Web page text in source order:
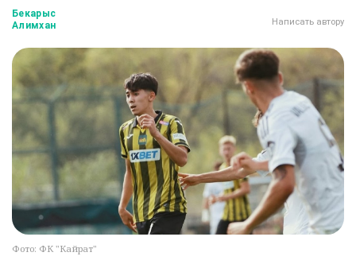
Бекарыс
Алимхан
Написать автору
Фото: ФК "Кайрат"